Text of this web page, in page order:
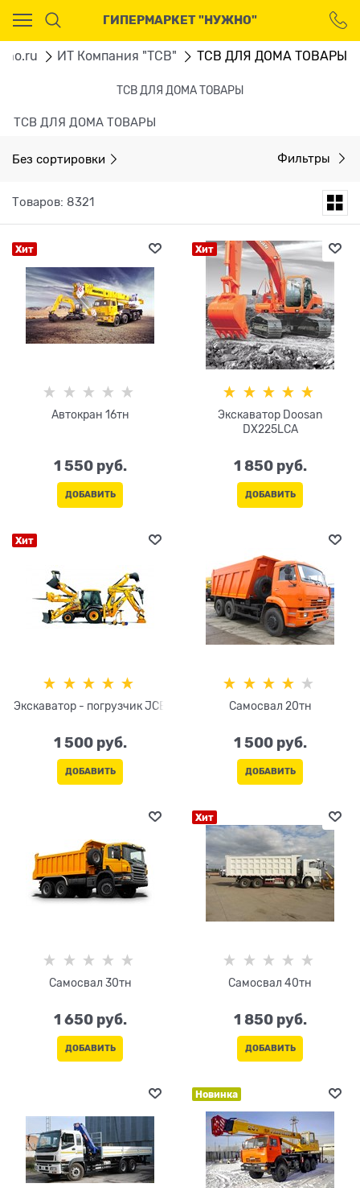
ГИПЕРМАРКЕТ "НУЖНО"
ИТ Компания "ТСВ" ТСВ ДЛЯ ДОМА ТОВАРЫ
ТСВ ДЛЯ ДОМА ТОВАРЫ
ТСВ ДЛЯ ДОМА ТОВАРЫ
Без сортировки Фильтры
Товаров: 8321
Хит
Автокран 16тн
1 550 руб.
ДОБАВИТЬ
Хит
Экскаватор Doosan
DX225LCA
1 850 руб.
ДОБАВИТЬ
Хит
Экскаватор - погрузчик JCB
1 500 руб.
ДОБАВИТЬ
Самосвал 20тн
1 500 руб.
ДОБАВИТЬ
Самосвал 30тн
1 650 руб.
ДОБАВИТЬ
Хит
Самосвал 40тн
1 850 руб.
ДОБАВИТЬ
Новинка
Ваш город - Москва,
угадали?
ДА НЕТ